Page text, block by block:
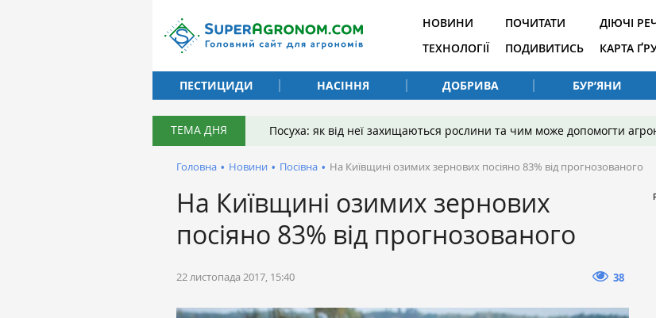
НОВИНИ
ТЕХНОЛОГІЇ
ПОЧИТАТИ
ПОДИВИТИСЬ
ДІЮЧІ
КАРТА
ПЕСТИЦИДИ
НАСІННЯ ДОБРИВА БУР’ЯНИ
ТЕМА ДНЯ Посуха: як від неї захищаються рослини та чим може допомогти
Головна • Новини • Посівна • На Київщині озимих зернових посіяно 83% від прогнозованого
На Київщині озимих зернових
посіяно 83% від прогнозованого
22 листопада 2017, 15:40 38